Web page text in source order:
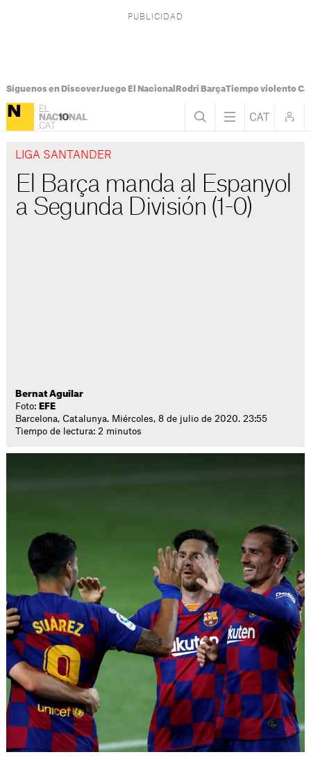
Síguenos en DiscoverJuego El Nacional Rodri BarçaTiempo violento
LIGA SANTANDER
El Barça manda al Espanyol
a Segunda División (1-0)
Bernat Aguilar
Foto: EFE
Barcelona, Catalunya. Miércoles, 8 de julio de 2020. 23:55
Tiempo de lectura: 2 minutos